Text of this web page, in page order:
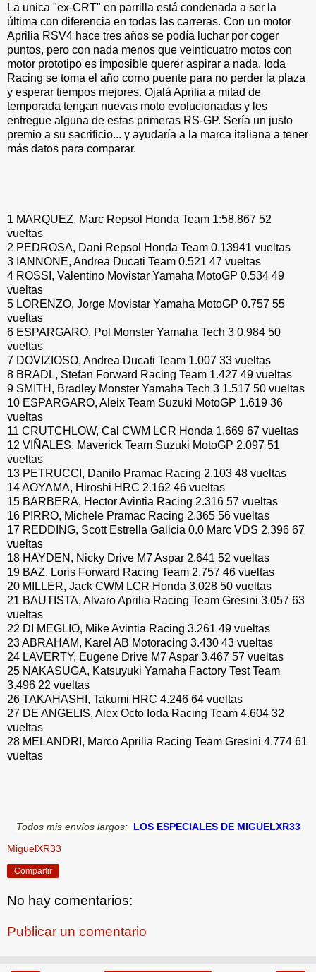
La unica "ex-CRT" en parrilla está condenada a ser la
última con diferencia en todas las carreras. Con un motor
Aprilia RSV4 hace tres años se podía luchar por coger
puntos, pero con nada menos que veinticuatro motos con
motor prototipo es imposible querer aspirar a nada. Ioda
Racing se toma el año como puente para no perder la plaza
y esperar tiempos mejores. Ojalá Aprilia a mitad de
temporada tengan nuevas moto evolucionadas y les
entregue alguna de estas primeras RS-GP. Sería un justo
premio a su sacrificio... y ayudaría a la marca italiana a tener
más datos para comparar.
1 MARQUEZ, Marc Repsol Honda Team 1:58.867 52
vueltas
2 PEDROSA, Dani Repsol Honda Team 0.13941 vueltas
3 IANNONE, Andrea Ducati Team 0.521 47 vueltas
4 ROSSI, Valentino Movistar Yamaha MotoGP 0.534 49
vueltas
5 LORENZO, Jorge Movistar Yamaha MotoGP 0.757 55
vueltas
6 ESPARGARO, Pol Monster Yamaha Tech 3 0.984 50
vueltas
7 DOVIZIOSO, Andrea Ducati Team 1.007 33 vueltas
8 BRADL, Stefan Forward Racing Team 1.427 49 vueltas
9 SMITH, Bradley Monster Yamaha Tech 3 1.517 50 vueltas
10 ESPARGARO, Aleix Team Suzuki MotoGP 1.619 36
vueltas
11 CRUTCHLOW, Cal CWM LCR Honda 1.669 67 vueltas
12 VIÑALES, Maverick Team Suzuki MotoGP 2.097 51
vueltas
13 PETRUCCI, Danilo Pramac Racing 2.103 48 vueltas
14 AOYAMA, Hiroshi HRC 2.162 46 vueltas
15 BARBERA, Hector Avintia Racing 2.316 57 vueltas
16 PIRRO, Michele Pramac Racing 2.365 56 vueltas
17 REDDING, Scott Estrella Galicia 0.0 Marc VDS 2.396 67
vueltas
18 HAYDEN, Nicky Drive M7 Aspar 2.641 52 vueltas
19 BAZ, Loris Forward Racing Team 2.757 46 vueltas
20 MILLER, Jack CWM LCR Honda 3.028 50 vueltas
21 BAUTISTA, Alvaro Aprilia Racing Team Gresini 3.057 63
vueltas
22 DI MEGLIO, Mike Avintia Racing 3.261 49 vueltas
23 ABRAHAM, Karel AB Motoracing 3.430 43 vueltas
24 LAVERTY, Eugene Drive M7 Aspar 3.467 57 vueltas
25 NAKASUGA, Katsuyuki Yamaha Factory Test Team
3.496 22 vueltas
26 TAKAHASHI, Takumi HRC 4.246 64 vueltas
27 DE ANGELIS, Alex Octo Ioda Racing Team 4.604 32
vueltas
28 MELANDRI, Marco Aprilia Racing Team Gresini 4.774 61
vueltas
Todos mis envíos largos: LOS ESPECIALES DE MIGUELXR33
MiguelXR33
Compartir
No hay comentarios:
Publicar un comentario